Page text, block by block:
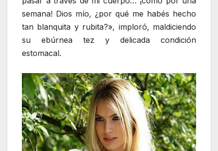
semana! Dios mío, ¿por qué me habés hecho
tan blanquita y rubita?», imploró, maldiciendo
su ebúrnea tez y delicada condición
estomacal.